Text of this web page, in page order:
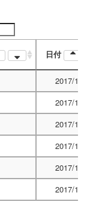
日付
2017/10/
2017/10/
2017/10/
2017/10/
2017/10/
2017/10/